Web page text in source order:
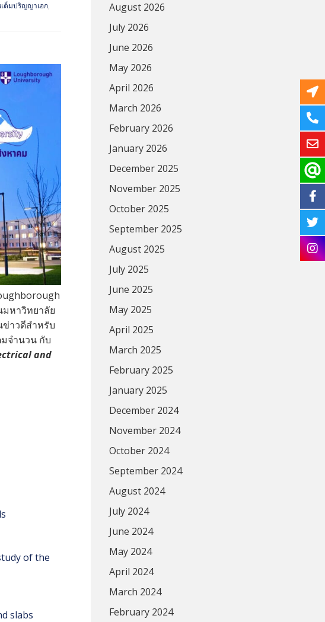
ต็มปริญญาเอก,
มหาวิทยาลัย
าวดีสำหรับ
จำนวน กับ
and
of the
slabs
August 2026
July 2026
June 2026
May 2026
April 2026
March 2026
February 2026
January 2026
December 2025
November 2025
October 2025
September 2025
August 2025
July 2025
June 2025
May 2025
April 2025
March 2025
February 2025
January 2025
December 2024
November 2024
October 2024
September 2024
August 2024
July 2024
June 2024
May 2024
April 2024
March 2024
February 2024